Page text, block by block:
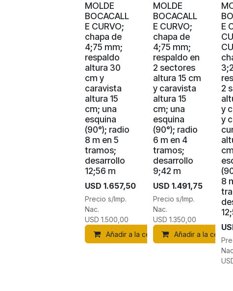
MOLDE
BOCACALL
E CURVO;
chapa de
4;75 mm;
respaldo
altura 30
cm y
caravista
altura 15
cm; una
esquina
(90°); radio
8 m en 5
tramos;
desarrollo
12;56 m
USD 1.657,50
Precio s/Imp.
Nac.
USD 1.500,00
Añadir a la cesta
MOLDE
BOCACALL
E CURVO;
chapa de
4;75 mm;
respaldo en
2 sectores
altura 15 cm
y caravista
altura 15
cm; una
esquina
(90°); radio
6 m en 4
tramos;
desarrollo
9;42 m
USD 1.491,75
Precio s/Imp.
Nac.
USD 1.350,00
Añadir a la cesta
E
2
y
y
8